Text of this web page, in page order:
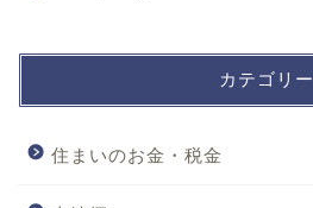
カテゴリー
住まいのお金・税金